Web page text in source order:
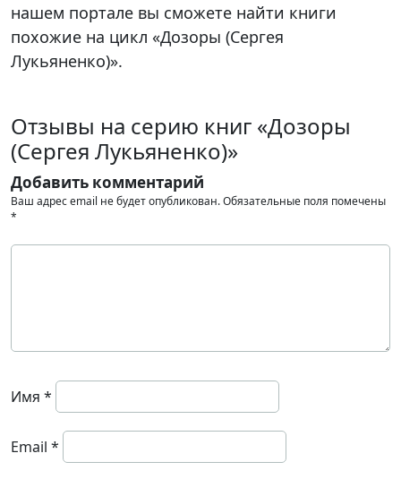
нашем портале вы сможете найти книги
похожие на цикл «Дозоры (Сергея
Лукьяненко)».
Отзывы на серию книг «Дозоры
(Сергея Лукьяненко)»
Добавить комментарий
Ваш адрес email не будет опубликован.Обязательные поля помечены
*
Имя *
Email *